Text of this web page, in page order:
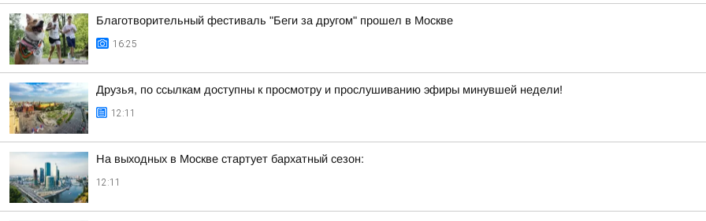
Благотворительный фестиваль "Беги за другом" прошел в Москве
16:25
Друзья, по ссылкам доступны к просмотру и прослушиванию эфиры минувшей недели!
12:11
На выходных в Москве стартует бархатный сезон:
12:11